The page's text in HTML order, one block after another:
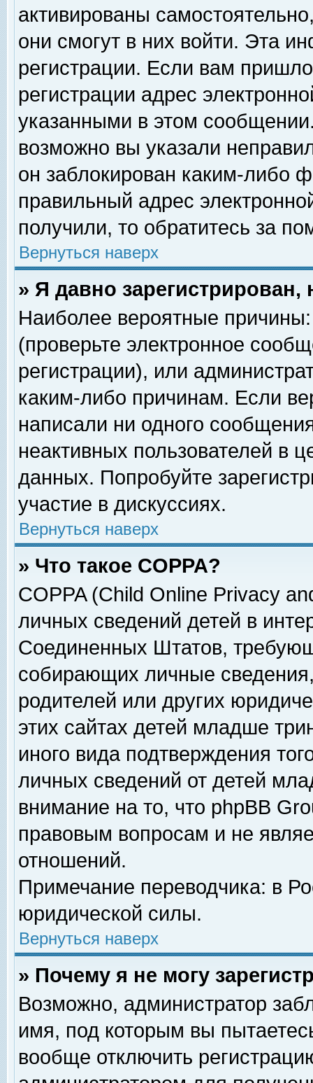
активированы
они смогут в них войти. Эта
регистрации. Если вам
регистрации адрес
указанными в этом
возможно вы указали
он заблокирован каким-либо
правильный адрес
получили, то обратитесь за
Вернуться наверх
» Я давно
Наиболее вероятные
(проверьте электронное
регистрации), или
каким-либо причинам. Если
написали ни одного
неактивных пользователей в
данных. Попробуйте
участие в дискуссиях.
Вернуться наверх
» Что такое COPPA?
COPPA (Child Online Privacy
личных сведений детей в
Соединенных Штатов,
собирающих личные
родителей или других
этих сайтах детей младше
иного вида подтверждения
личных сведений от детей
внимание на то, что phpBB
правовым вопросам и не
отношений.
Примечание переводчика: в
юридической силы.
Вернуться наверх
» Почему я не могу
Возможно, администратор
имя, под которым вы
вообще отключить